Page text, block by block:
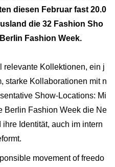
diesen Februar fast 20.0
die 32 Fashion Sho
Fashion Week.
relevante Kollektionen, ein j
starke Kollaborationen mit n
Show-Locations: Mi
Berlin Fashion Week die Ne
Identität, auch im intern
movement of freedo